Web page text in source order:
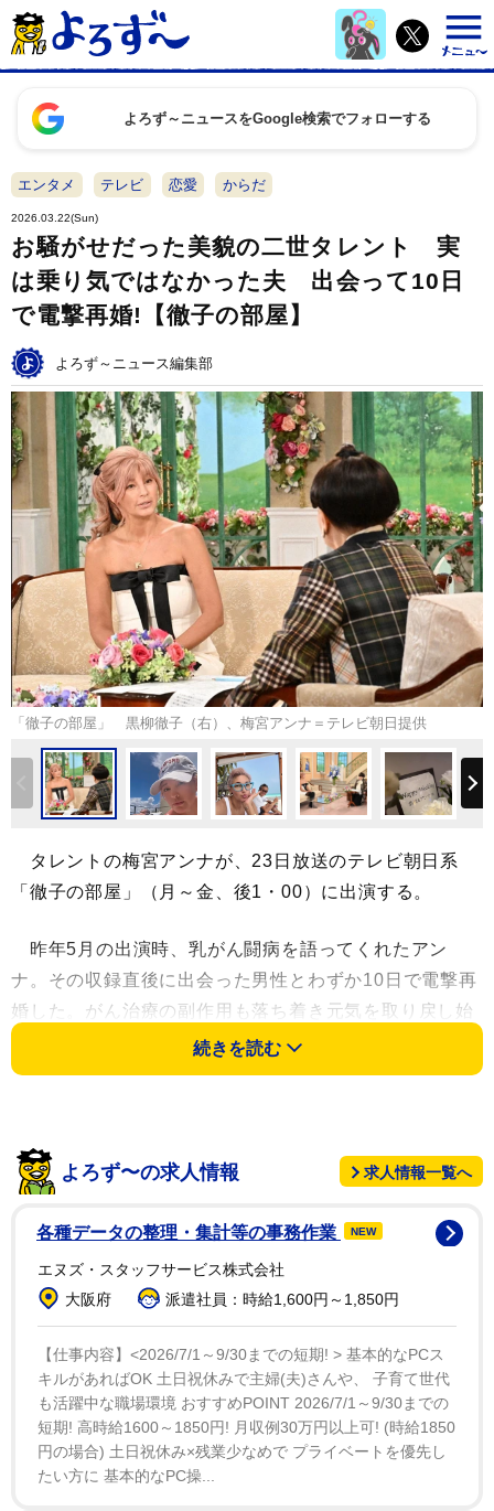
よろず～ニュースをGoogle検索でフォローする
エンタメ テレビ 恋愛 からだ
2026.03.22(Sun)
お騒がせだった美貌の二世タレント 実
は乗り気ではなかった夫 出会って10日
で電撃再婚!【徹子の部屋】
よろず～ニュース編集部
「徹子の部屋」 黒柳徹子（右）、梅宮アンナ＝テレビ朝日提供
タレントの梅宮アンナが、23日放送のテレビ朝日系
「徹子の部屋」（月～金、後1・00）に出演する。
昨年5月の出演時、乳がん闘病を語ってくれたアン
ナ。その収録直後に出会った男性とわずか10日で電撃再
婚した。がん治療の副作用も落ち着き元気を取り戻し始
めた5月、同級生が「人に会ってみない？」と誘ってく
れたのがきっかけだった。
ワイドショーを騒がせていた時のイメージから乗り気で
はなかったが、インターネット検索でアンナさんの闘病
生活を知り、逆に「会いたい」と思うようになっていた
る！」とひらめいたそうでわずか10日で結婚することに
なった。
そんな夫からアンナさんにメッセージが…出会って10
日婚のため、意見がぶつかる事もあるが夫婦喧嘩が夫婦
円満の秘訣だという。
続きを読む
よろず〜の求人情報 求人情報一覧へ
各種データの整理・集計等の事務作業 NEW
エヌズ・スタッフサービス株式会社
大阪府
派遣社員：時給1,600円～1,850円
【仕事内容】<2026/7/1～9/30までの短期! > 基本的なPCス
キルがあればOK 土日祝休みで主婦(夫)さんや、 子育て世代
も活躍中な職場環境 おすすめPOINT 2026/7/1～9/30までの
短期! 高時給1600～1850円! 月収例30万円以上可! (時給1850
円の場合) 土日祝休み×残業少なめで プライベートを優先し
たい方に 基本的なPC操...